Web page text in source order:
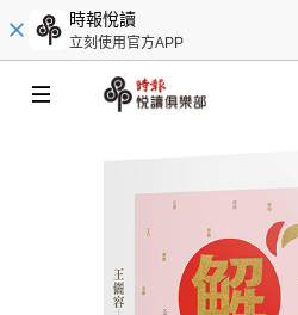
時報悅讀
立刻使用官方APP